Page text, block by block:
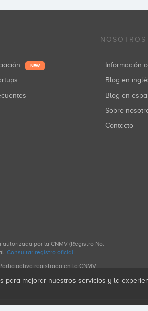
NEW
NOSOTROS
Información
Blog en
Blog en
Sobre
Contacto
por la CNMV (Registro No.
Consultar registro oficial.
registrado en la CNMV
para mejorar nuestros servicios y la